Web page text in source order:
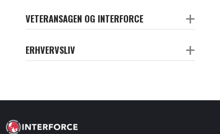
VETERANSAGEN OG INTERFORCE +
ERHVERVSLIV +